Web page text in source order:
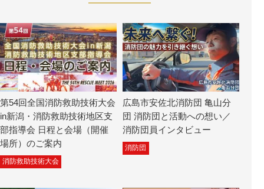
第54回全国消防救助技術大会
in新潟・消防救助技術地区支
部指導会 日程と会場（開催
場所）のご案内
消防救助技術大会
広島市安佐北消防団 亀山分
団 消防団と活動への想い／
消防団員インタビュー
消防団